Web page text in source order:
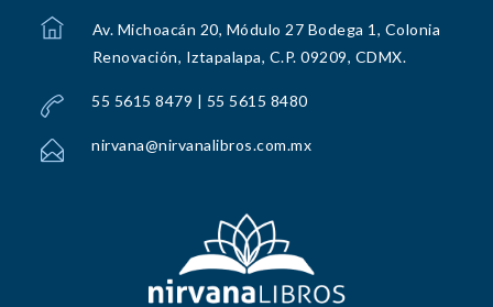
Av. Michoacán 20, Módulo 27 Bodega 1, Colonia
Renovación, Iztapalapa, C.P. 09209, CDMX.
55 5615 8479 | 55 5615 8480
nirvana@nirvanalibros.com.mx